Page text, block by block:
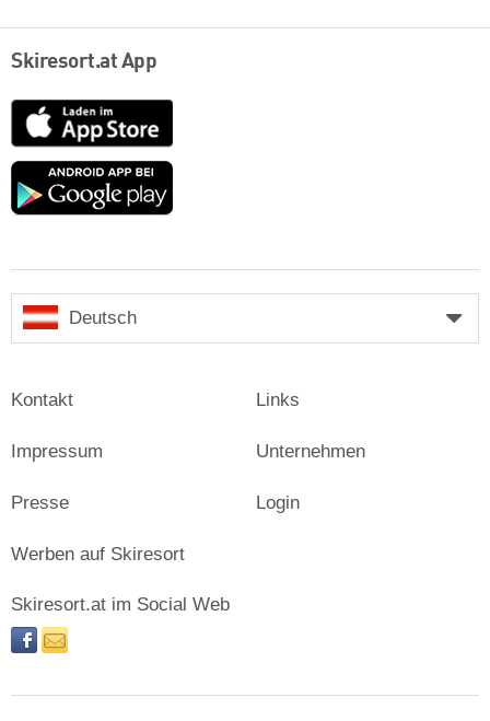
Skiresort.at App
App
Store
Google
Deutsch
Kontakt
Impressum
Presse
Links
Unternehmen
Login
Werben auf Skiresort
Skiresort.at im Social Web
facebooknewsletter